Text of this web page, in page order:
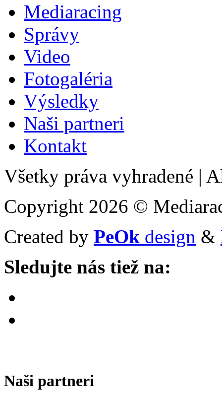
Mediaracing
Správy
Video
Fotogaléria
Výsledky
Naši partneri
Kontakt
Všetky práva vyhradené |
Copyright 2026 ©
Created by PeOk design &
Sledujte nás tiež na:
Naši partneri